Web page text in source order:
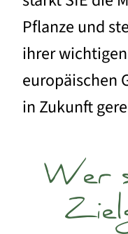
Pflanze und
ihrer
europäischen
in Zukunft
Wer